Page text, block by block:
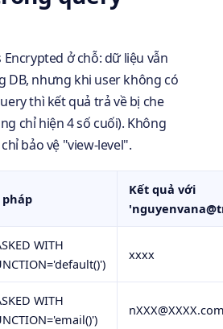
Encrypted ở chỗ: dữ liệu vẫn
DB, nhưng khi user không có
thì kết quả trả về bị che
chỉ hiện 4 số cuối). Không
bảo vệ "view-level".
pháp
Kết quả với
'
WITH
xxxx
WITH